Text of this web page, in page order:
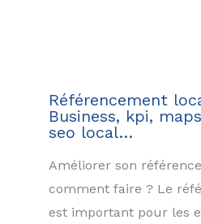
Référencement
Business, kpi,
seo local…
Améliorer son
comment faire ? Le
est important pour les